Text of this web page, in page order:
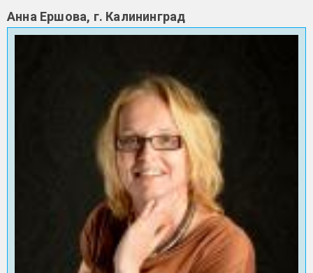
Анна Ершова, г. Калининград